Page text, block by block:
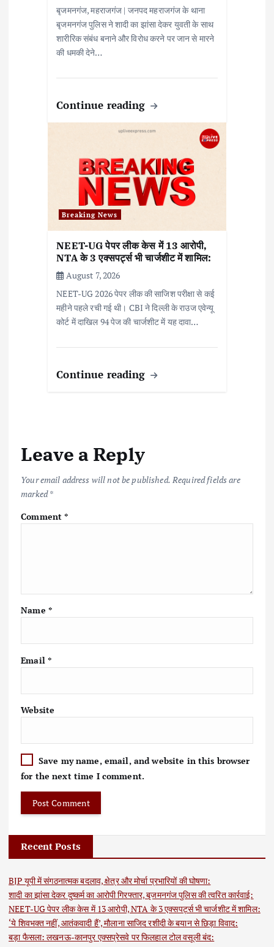
बृजमनगंज, महराजगंज | जनपद महराजगंज के थाना
बृजमनगंज पुलिस ने शादी का झांसा देकर युवती के साथ
शारीरिक संबंध बनाने और विरोध करने पर जान से मारने
की धमकी देने…
Continue reading
Breaking News
NEET-UG पेपर लीक केस में 13 आरोपी,
NTA के 3 एक्सपर्ट्स भी चार्जशीट में शामिल:
August 7, 2026
NEET-UG 2026 पेपर लीक की साजिश परीक्षा से कई
महीने पहले रची गई थी। CBI ने दिल्ली के राउज एवेन्यू
कोर्ट में दाखिल 94 पेज की चार्जशीट में यह दावा…
Continue reading
Leave a Reply
Your email address will not be published. Required fields are
marked*
Comment*
Name *
Email *
Website
Save my name, email, and website in this browser
for the next time I comment.
Recent Posts
BJP यूपी में संगठनात्मक बदलाव, क्षेत्र और मोर्चा प्रभारियों की घोषणा:
शादी का झांसा देकर दुष्कर्म का आरोपी गिरफ्तार, बृजमनगंज पुलिस की त्वरित कार्रवाई:
NEET-UG पेपर लीक केस में 13 आरोपी, NTA के 3 एक्सपर्ट्स भी चार्जशीट में शामिल:
‘ये शिवभक्त नहीं, आतंकवादी हैं’, मौलाना साजिद रशीदी के बयान से छिड़ा विवाद:
बड़ा फैसला: लखनऊ-कानपुर एक्सप्रेसवे पर फिलहाल टोल वसूली बंद: